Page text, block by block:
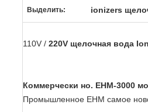
Выделить: ionizers
110V / 220V щелочная вода
Коммерчески но. EHM-3000
Промышленное EHM самое